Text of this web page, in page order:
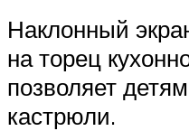
Наклонный
на торец
позволяет
кастрюли.